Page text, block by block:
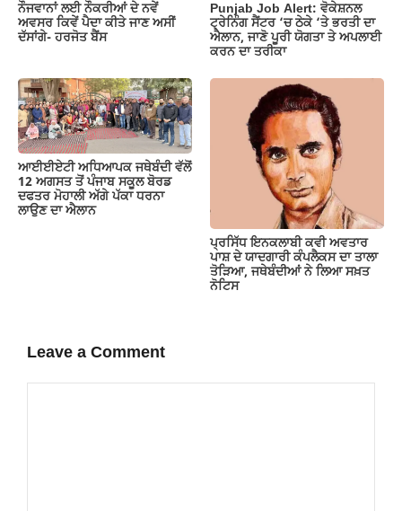
ਨੌਜਵਾਨਾਂ ਲਈ ਨੌਕਰੀਆਂ ਦੇ ਨਵੇਂ
ਅਵਸਰ ਕਿਵੇਂ ਪੈਦਾ ਕੀਤੇ ਜਾਣ ਅਸੀਂ
ਦੱਸਾਂਗੇ- ਹਰਜੋਤ ਬੈਂਸ
Punjab Job Alert: ਵੋਕੇਸ਼ਨਲ
ਟ੍ਰੇਨਿੰਗ ਸੈਂਟਰ ‘ਚ ਠੇਕੇ ‘ਤੇ ਭਰਤੀ ਦਾ
ਐਲਾਨ, ਜਾਣੋ ਪੂਰੀ ਯੋਗਤਾ ਤੇ ਅਪਲਾਈ
ਕਰਨ ਦਾ ਤਰੀਕਾ
ਆਈਈਏਟੀ ਅਧਿਆਪਕ ਜਥੇਬੰਦੀ ਵੱਲੋਂ
12 ਅਗਸਤ ਤੋਂ ਪੰਜਾਬ ਸਕੂਲ ਬੋਰਡ
ਦਫਤਰ ਮੋਹਾਲੀ ਅੱਗੇ ਪੱਕਾ ਧਰਨਾ
ਲਾਉਣ ਦਾ ਐਲਾਨ
ਪ੍ਰਸਿੱਧ ਇਨਕਲਾਬੀ ਕਵੀ ਅਵਤਾਰ
ਪਾਸ਼ ਦੇ ਯਾਦਗਾਰੀ ਕੰਪਲੈਕਸ ਦਾ ਤਾਲਾ
ਤੋੜਿਆ, ਜਥੇਬੰਦੀਆਂ ਨੇ ਲਿਆ ਸਖ਼ਤ
ਨੋਟਿਸ
Leave a Comment